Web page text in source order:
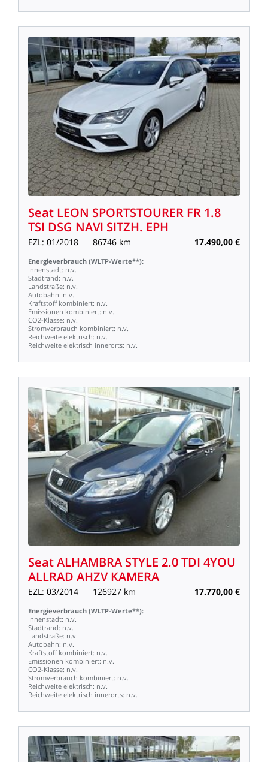
Seat LEON SPORTSTOURER FR 1.8
TSI DSG NAVI SITZH. EPH
EZL: 01/2018 86746 km 17.490,00 €
Energieverbrauch (WLTP-Werte**):
Innenstadt: n.v.
Stadtrand: n.v.
Landstraße: n.v.
Autobahn: n.v.
Kraftstoff kombiniert: n.v.
Emissionen kombiniert: n.v.
CO2-Klasse: n.v.
Stromverbrauch kombiniert: n.v.
Reichweite elektrisch: n.v.
Reichweite elektrisch innerorts: n.v.
SeatALHAMBRA STYLE 2.0TDI 4YOU
ALLRAD AHZV KAMERA
EZL: 03/2014 126927 km 17.770,00 €
Energieverbrauch (WLTP-Werte**):
Innenstadt: n.v.
Stadtrand: n.v.
Landstraße: n.v.
Autobahn: n.v.
Kraftstoff kombiniert: n.v.
Emissionen kombiniert: n.v.
CO2-Klasse: n.v.
Stromverbrauch kombiniert: n.v.
Reichweite elektrisch: n.v.
Reichweite elektrisch innerorts: n.v.